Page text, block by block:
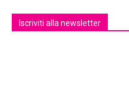
Iscriviti alla newsletter